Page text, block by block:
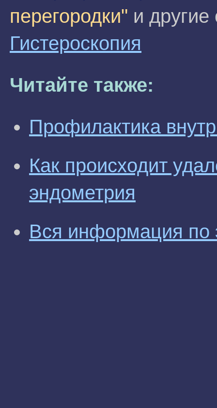
перегородки" и другие
Гистероскопия
Читайте также:
Профилактика
Как происходит
эндометрия
Вся информация по